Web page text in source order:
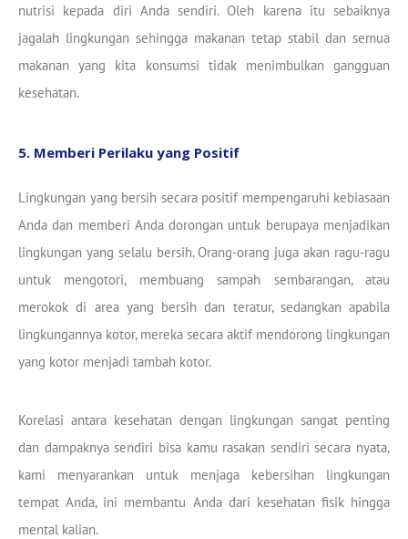
nutrisi kepada diri Anda sendiri. Oleh karena itu sebaiknya
jagalah lingkungan sehingga makanan tetap stabil dan semua
makanan yang kita konsumsi tidak menimbulkan gangguan
kesehatan.
5. Memberi Perilaku yang Positif
Lingkungan yang bersih secara positif mempengaruhi kebiasaan
Anda dan memberi Anda dorongan untuk berupaya menjadikan
lingkungan yang selalu bersih. Orang-orang juga akan ragu-ragu
untuk mengotori, membuang sampah sembarangan, atau
merokok di area yang bersih dan teratur, sedangkan apabila
lingkungannya kotor, mereka secara aktif mendorong lingkungan
yang kotor menjadi tambah kotor.
Korelasi antara kesehatan dengan lingkungan sangat penting
dan dampaknya sendiri bisa kamu rasakan sendiri secara nyata,
kami menyarankan untuk menjaga kebersihan lingkungan
tempat Anda, ini membantu Anda dari kesehatan fisik hingga
mental kalian.